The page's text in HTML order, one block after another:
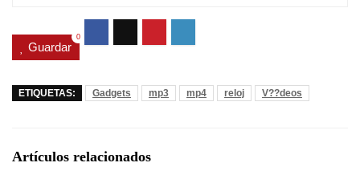
Guardar
0
ETIQUETAS: Gadgets mp3 mp4 reloj V??deos
Artículos relacionados